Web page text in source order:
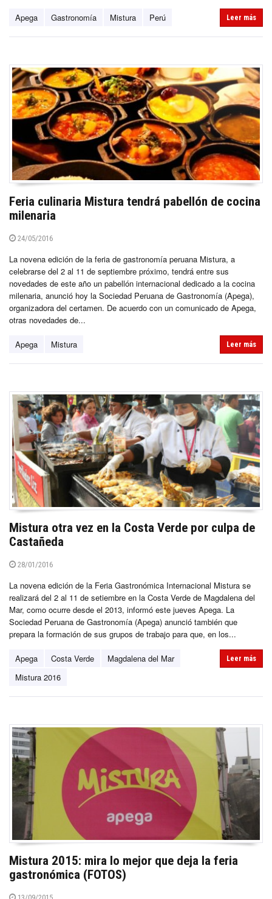
Apega Gastronomía Mistura Perú Leer más
Feria culinaria Mistura tendrá pabellón de cocina
milenaria
24/05/2016
La novena edición de la feria de gastronomía peruana Mistura, a
celebrarse del 2 al 11 de septiembre próximo, tendrá entre sus
novedades de este año un pabellón internacional dedicado a la cocina
milenaria, anunció hoy la Sociedad Peruana de Gastronomía (Apega),
organizadora del certamen. De acuerdo con un comunicado de Apega,
otras novedades de...
Apega Mistura Leer más
Mistura otra vez en la Costa Verde por culpa de
Castañeda
28/01/2016
La novena edición de la Feria Gastronómica Internacional Mistura se
realizará del 2 al 11 de setiembre en la Costa Verde de Magdalena del
Mar, como ocurre desde el 2013, informó este jueves Apega. La
Sociedad Peruana de Gastronomía (Apega) anunció también que
prepara la formación de sus grupos de trabajo para que, en los...
Apega Costa Verde
Magdalena del Mar
Mistura 2016
Leer más
Mistura 2015: mira lo mejor que deja la feria
gastronómica (FOTOS)